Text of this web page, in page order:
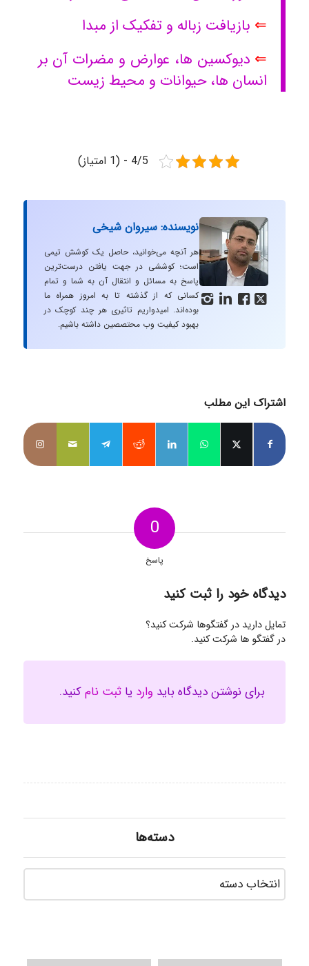
⇐ بازیافت زباله و تفکیک از مبدا
⇐ دیوکسین ها، عوارض و مضرات آن بر
انسان ها، حیوانات و محیط زیست
4/5 - (1 امتیاز)
   
نویسنده: سیروان شیخی
هر آنچه می‌خوانید، حاصل یک کوشش تیمی
است؛ کوششی در جهت یافتن درست‌ترین
پاسخ به مسائل و انتقال آن به شما و تمام
کسانی که از گذشته تا به امروز همراه ما
بوده‌اند. امیدواریم تاثیری هر چند کوچک در
بهبود کیفیت وب محتصصین داشته باشیم.
اشتراک این مطلب
0
پاسخ
دیدگاه خود را ثبت کنید
تمایل دارید در گفتگوها شرکت کنید؟
در گفتگو ها شرکت کنید.
برای نوشتن دیدگاه باید وارد یا ثبت نامکنید.
دسته‌ها